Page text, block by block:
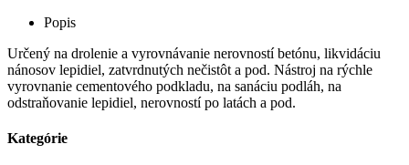
Popis
Určený na drolenie a vyrovnávanie nerovností betónu, likvidáciu
nánosov lepidiel, zatvrdnutých nečistôt a pod. Nástroj na rýchle
vyrovnanie cementového podkladu, na sanáciu podláh, na
odstraňovanie lepidiel, nerovností po latách a pod.
Kategórie